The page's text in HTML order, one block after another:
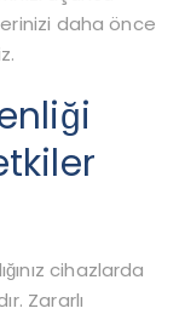
daha önce
cihazlarda
Zararlı